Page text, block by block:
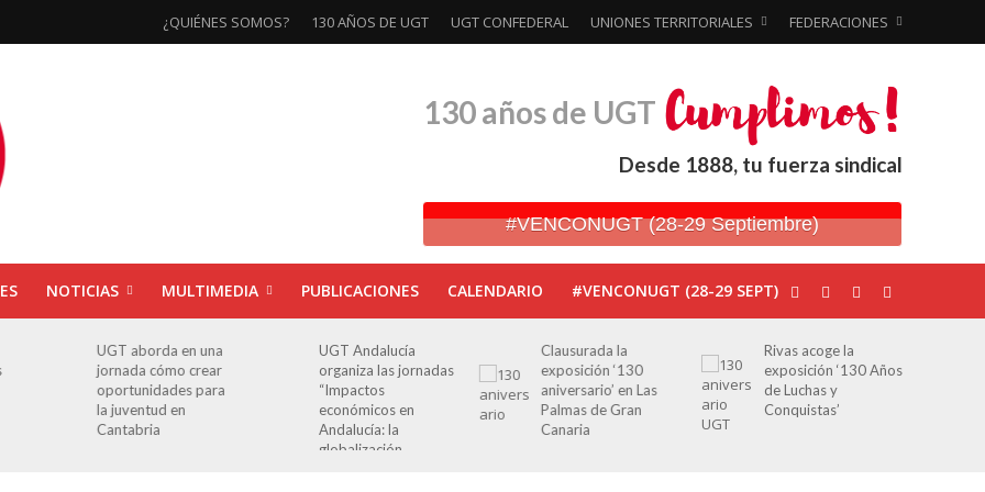
¿QUIÉNES SOMOS? 130 AÑOS DE UGT UGT CONFEDERAL UNIONES TERRITORIALES FEDERACIONES
130 años de UGT
Desde 1888, tu fuerza sindical
#VENCONUGT (28-29 Septiembre)
NOTICIAS MULTIMEDIA PUBLICACIONES CALENDARIO #VENCONUGT (28-29 SEPT)
UGT Andalucía
organiza las jornadas
“Impactos
económicos en
Andalucía: la
Clausurada la
exposición ‘130
aniversario’ en Las
Palmas de Gran
Canaria
Rivas acoge la
exposición ‘130 Años
de Luchas y
Conquistas’
Javier Bueno, el
periodista asesinado
por Franco por sus
editoriales de prensa